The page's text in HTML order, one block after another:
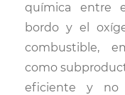
química entre
bordo y el
combustible,
como
eficiente y no